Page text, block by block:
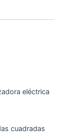
cuadradas